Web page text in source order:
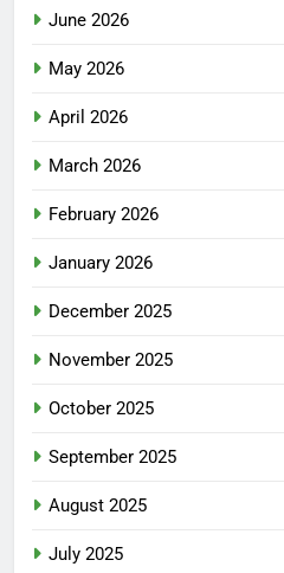
June 2026
May 2026
April 2026
March 2026
February 2026
January 2026
December 2025
November 2025
October 2025
September 2025
August 2025
July 2025